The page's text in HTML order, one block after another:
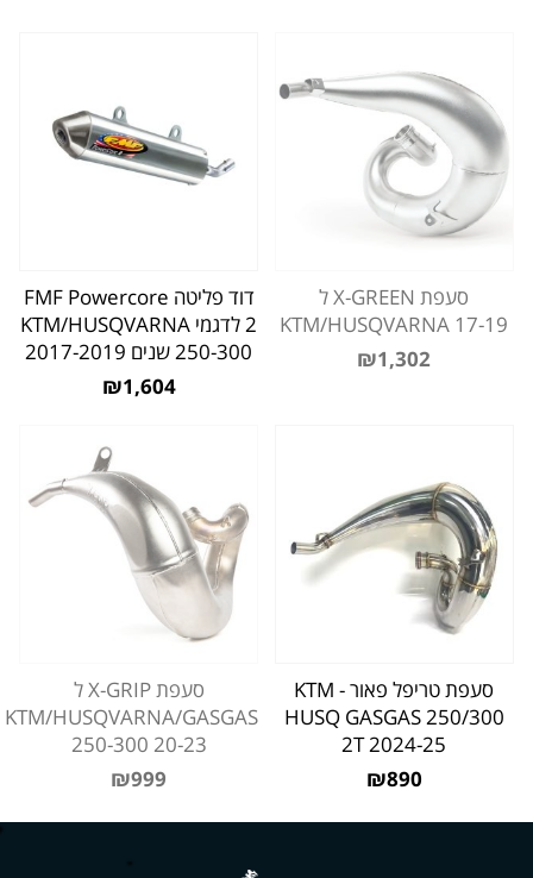
סעפת X-GREEN ל
KTM/HUSQVARNA 17-19
₪1,302
דוד פליטה FMF Powercore
2 לדגמי KTM/HUSQVARNA
250-300 שנים 2017-2019
₪1,604
סעפת טריפל פאור - KTM
HUSQ GASGAS 250/300
2T 2024-25
₪890
סעפת X-GRIP ל
KTM/HUSQVARNA/GASGAS
250-300 20-23
₪999